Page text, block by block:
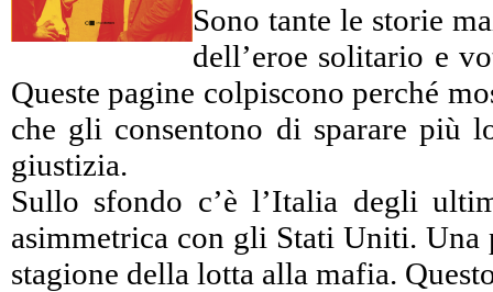
Sono tante le storie
dell’eroe solitario e
Queste pagine colpiscono perché
che gli consentono di sparare più
giustizia.
Sullo sfondo c’è l’Italia degli
asimmetrica con gli Stati Uniti. Una
stagione della lotta alla mafia.